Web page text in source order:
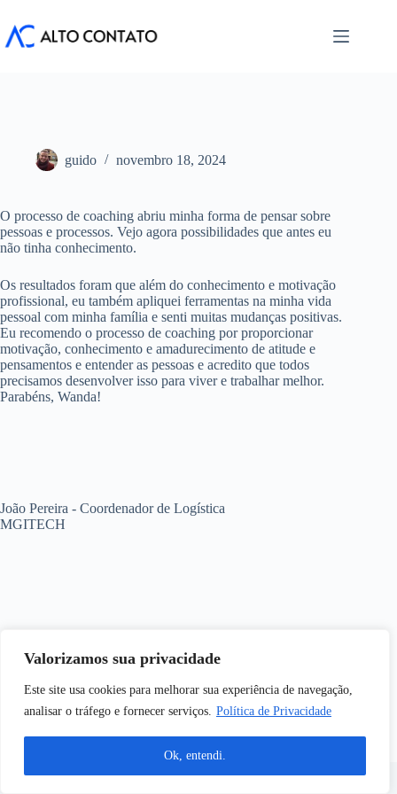
Valorizamos sua privacidade
Este site usa cookies para melhorar sua experiência de navegação,
analisar o tráfego e fornecer serviços. Política de Privacidade
Ok, entendi.
para
guido novembro 18, 2024
O processo de coaching abriu minha forma de pensar sobre
pessoas e processos. Vejo agora possibilidades que antes eu
não tinha conhecimento.
Os resultados foram que além do conhecimento e motivação
profissional, eu também apliquei ferramentas na minha vida
pessoal com minha família e senti muitas mudanças positivas.
Eu recomendo o processo de coaching por proporcionar
motivação, conhecimento e amadurecimento de atitude e
pensamentos e entender as pessoas e acredito que todos
precisamos desenvolver isso para viver e trabalhar melhor.
Parabéns, Wanda!
João Pereira - Coordenador de Logística
MGITECH